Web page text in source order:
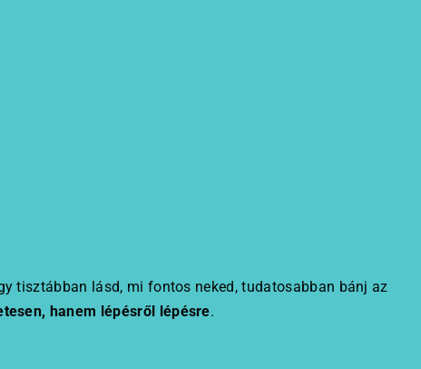
tisztábban lásd, mi fontos neked, tudatosabban bánj az
hanem lépésről lépésre.